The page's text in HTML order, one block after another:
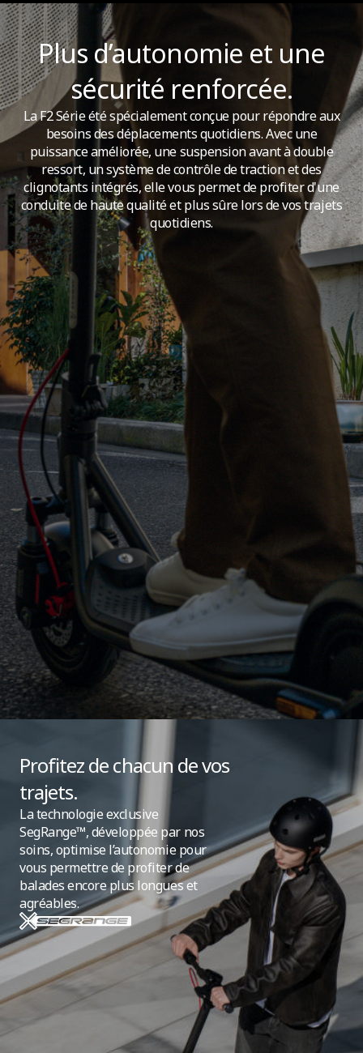
Plus d’autonomie et une
sécurité renforcée.
La F2 Série été spécialement conçue pour répondre aux
besoins des déplacements quotidiens. Avec une
puissance améliorée, une suspension avant à double
ressort, un système de contrôle de traction et des
clignotants intégrés, elle vous permet de profiter d'une
conduite de haute qualité et plus sûre lors de vos trajets
quotidiens.
Profitez de chacun de vos
trajets.
La technologie exclusive
SegRange™, développée par nos
soins, optimise l’autonomie pour
vous permettre de profiter de
balades encore plus longues et
agréables.